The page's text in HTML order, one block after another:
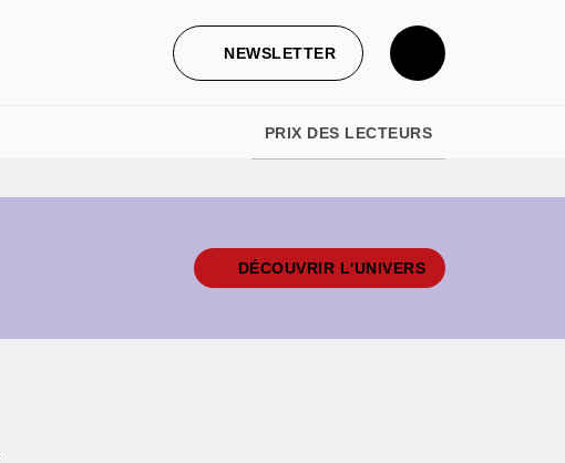
NEWSLETTER
PRIX DES LECTEURS
DÉCOUVRIR L'UNIVERS